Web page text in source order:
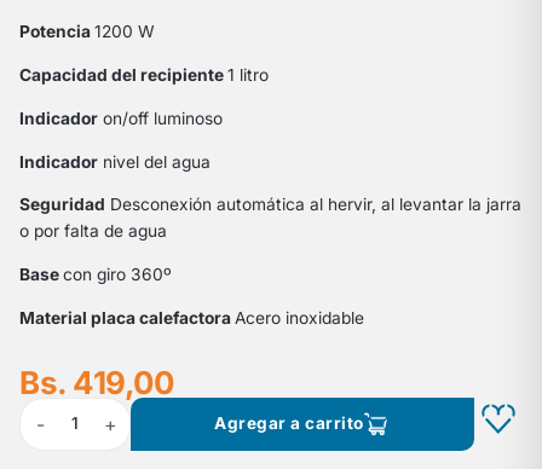
Potencia1200 W
Capacidad del recipiente1 litro
Indicador on/off luminoso
Indicador nivel del agua
Seguridad Desconexión automática al hervir, al levantar la jarra
o por falta de agua
Basecon giro 360º
Material placa calefactoraAcero inoxidable
Bs. 419,00
- 1 + Agregar a carrito